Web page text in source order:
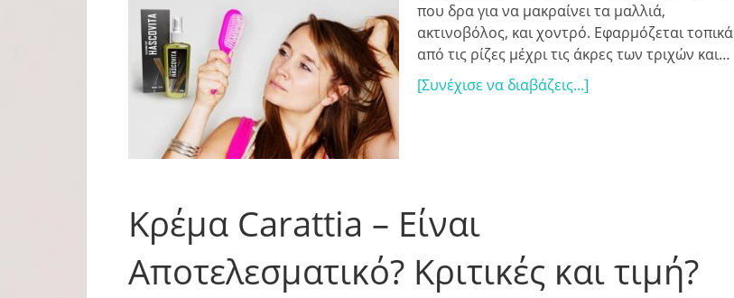
που δρα για να μακραίνει τα μαλλιά,
ακτινοβόλος, και χοντρό. Εφαρμόζεται τοπικά
από τις ρίζες μέχρι τις άκρες των τριχών και…
[Συνέχισε να διαβάζεις...]
Κρέμα Carattia – Είναι
Αποτελεσματικό? Κριτικές και τιμή?